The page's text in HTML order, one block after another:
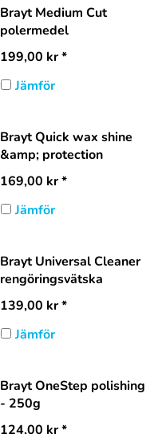
Brayt Medium Cut
polermedel
199,00 kr*
Jämför
Brayt Quick wax shine
&amp; protection
169,00 kr*
Jämför
Brayt Universal Cleaner
rengöringsvätska
139,00 kr*
Jämför
Brayt OneStep polishing
- 250g
124,00 kr*